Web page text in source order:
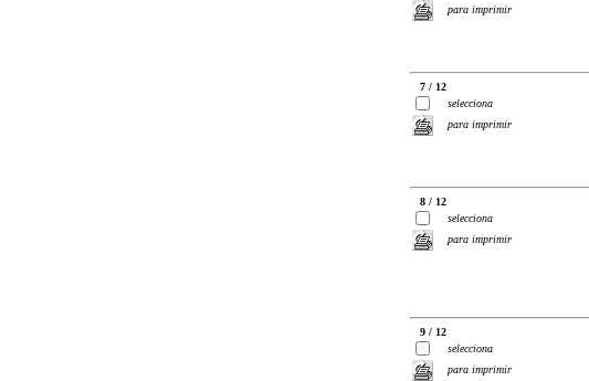
para imprimir
7 / 12
selecciona
para imprimir
8 / 12
selecciona
para imprimir
9 / 12
selecciona
para imprimir